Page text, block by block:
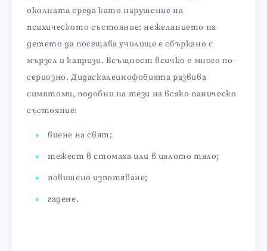
околната среда като нарушение на
психическото състояние: нежеланието на
детето да посещава училище е сбъркано с
мързел и капризи. Всъщност всичко е много по-
сериозно. Дидаскалеинофобията развива
симптоми, подобни на тези на всяко паническо
състояние:
виене на свят;
тежест в стомаха или в цялото тяло;
повишено изпотяване;
гадене.